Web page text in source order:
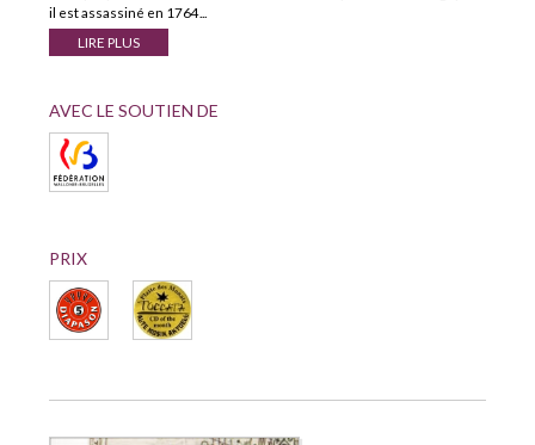
il est assassiné en 1764...
LIRE PLUS
AVEC LE SOUTIEN DE
PRIX